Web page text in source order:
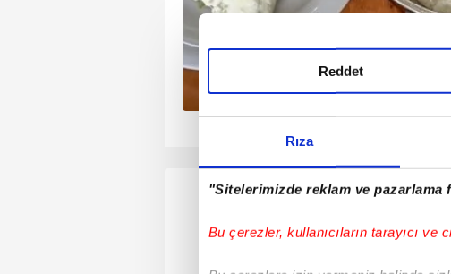
Rıza
"Sitelerimizde reklam ve pazarlama
Bu çerezler, kullanıcıların tarayıcı ve
Reddet